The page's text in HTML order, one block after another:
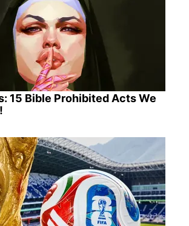
15 Bible Prohibited Acts We